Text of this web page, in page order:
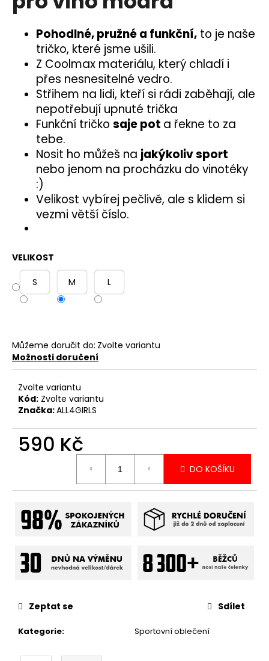
z
hvězdiček.
Pohodlné, pružné a funkční, to je naše
tričko, které jsme ušili.
Z Coolmax materiálu, který chladí i
přes nesnesitelné vedro.
Střihem na lidi, kteří si rádi zaběhají, ale
nepotřebují upnuté trička
Funkční tričko saje pot a řekne to za
tebe.
Nosit ho můžeš na jakýkoliv sport
nebo jenom na procházku do vinotéky
:)
Velikost vybírej pečlivě, ale s klidem si
vezmi větší číslo.
VELIKOST
S M L
Můžeme doručit do: Zvolte variantu
Možnosti doručení
Zvolte variantu
Kód: Zvolte variantu
Značka:ALL4GIRLS
590 Kč
DO KOŠÍKU
Kategorie: Sportovní oblečení
Zeptat se Sdílet
u